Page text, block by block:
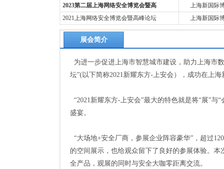
2023第二届上海网络安全博览会暨高
上海新国际
2021上海网络安全博览会暨高峰论坛
上海新国际
展会简介
为进一步促进上海市智慧城市建设，助力上海市
坛”(以下简称2021新耀东方-上安会），成功在上海
“2021新耀东方-上安会”最大的特色就是将“展”
盛宴。
“大场地+安全厂商，参展企业阵容豪华”，超过
的空间展示，也给观众留下了良好的参展体验。
全产品，观展的同时与安全大咖零距离交流。